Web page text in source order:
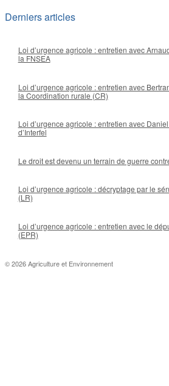
Derniers articles
Loi d’urgence agricole : entretien avec
la FNSEA
Loi d’urgence agricole : entretien avec
la Coordination rurale (CR)
Loi d’urgence agricole : entretien avec
d’Interfel
Le droit est devenu un terrain de guerre
Loi d’urgence agricole : décryptage par le
(LR)
Loi d’urgence agricole : entretien avec le
(EPR)
© 2026 Agriculture et Environnement